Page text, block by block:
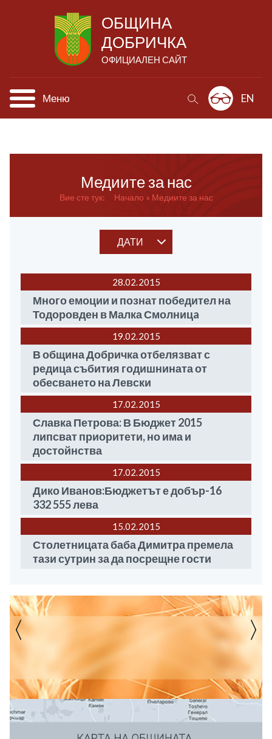
ОБЩИНА
ДОБРИЧКА
ОФИЦИАЛЕН САЙТ
Меню EN
Медиите за нас
Вие сте тук: Начало Медиите за нас
ДАТИ
28.02 2015
Много емоции и познат победител на
Тодоровден в Малка Смолницa
19.02 2015
В община Добричка отбелязват с
редица събития годишнината от
обесването на Левски
17.02 2015
Славка Петрова: В Бюджет 2015
липсват приоритети, но има и
достойнства
17.02 2015
Дико Иванов:Бюджетът е добър-16
332 555 лева
15.02 2015
Столетницата баба Димитра премела
тази сутрин за да посрещне гости